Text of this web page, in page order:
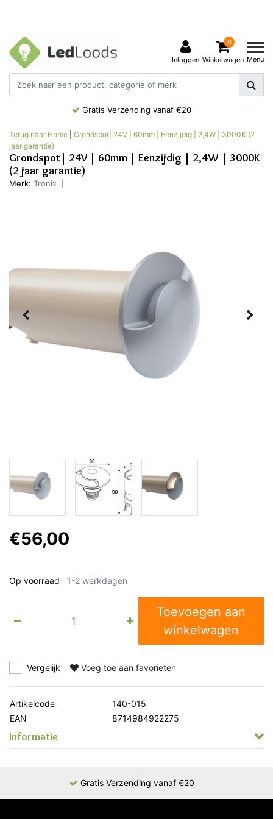
Inloggen
0
Winkelwagen Menu
Gratis Verzending vanaf €20
Terug naar Home
Grondspot| 24V | 60mm | Eenzijdig | 2,4W | 3000K (2
jaar garantie)
Grondspot| 24V | 60mm | Eenzijdig | 2,4W | 3000K
(2 jaar garantie)
Merk: Tronix
€56,00
Op voorraad 1-2 werkdagen
Toevoegen aan
winkelwagen
Vergelijk Voeg toe aan favorieten
Artikelcode
140-015
EAN
8714984922275
Informatie
Gratis Verzending vanaf €20